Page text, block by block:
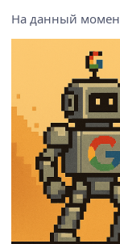
На данный